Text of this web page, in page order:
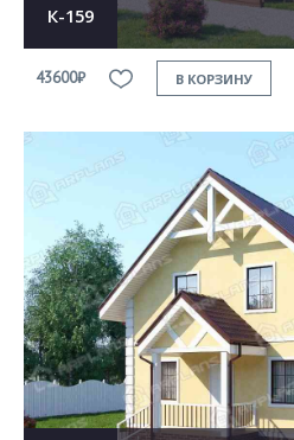
К-159
43600₽ В КОРЗИНУ